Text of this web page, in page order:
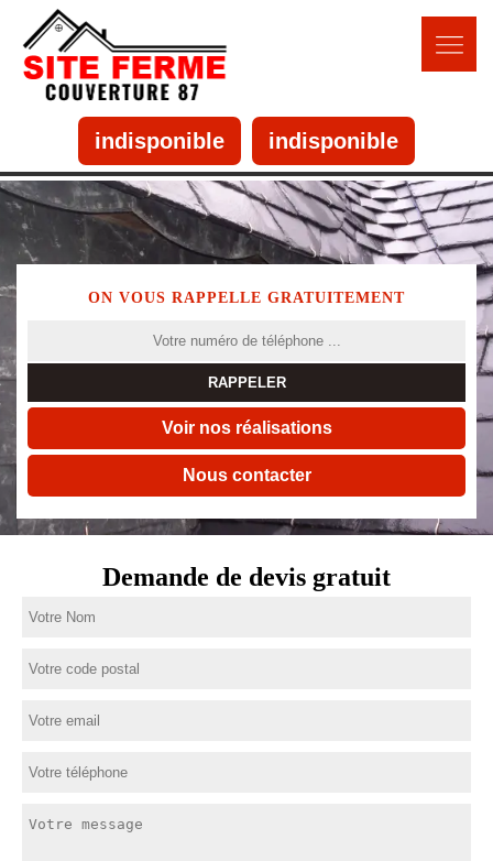
indisponible indisponible
ON VOUS RAPPELLE GRATUITEMENT
Voir nos réalisations
Nous contacter
Demande de devis gratuit